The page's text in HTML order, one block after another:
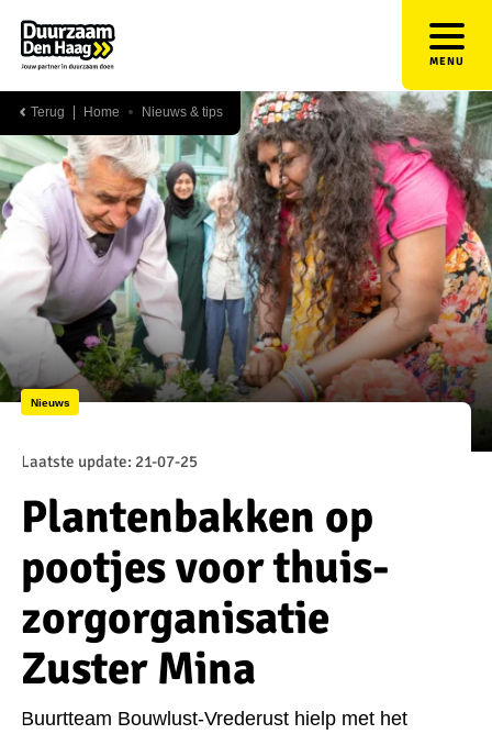
MENU
Terug Home Nieuws & tips
Nieuws
Laatste update: 21-07-25
Plantenbakken op
pootjes voor thuis­
zor­gor­ga­ni­sa­tie
Zuster Mina
Buurtteam Bouwlust-Vrederust hielp met het